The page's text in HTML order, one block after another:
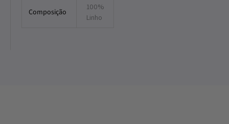
Composição
100%
Linho